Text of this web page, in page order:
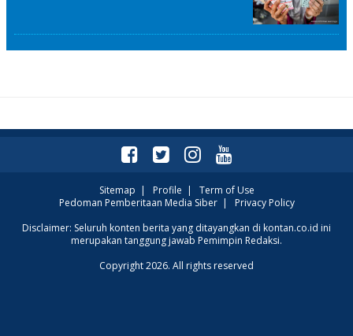
Sitemap | Profile | Term of Use
Pedoman Pemberitaan Media Siber| Privacy Policy
Disclaimer: Seluruh konten berita yang ditayangkan di kontan.co.id ini
merupakan tanggung jawab Pemimpin Redaksi.
Copyright 2026. All rights reserved